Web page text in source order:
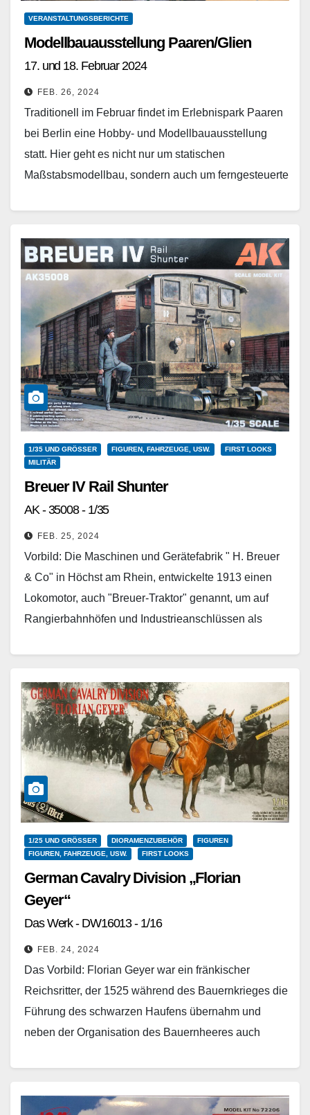
VERANSTALTUNGSBERICHTE
Modellbauausstellung Paaren/Glien
17. und 18. Februar 2024
FEB. 26, 2024
Traditionell im Februar findet im Erlebnispark Paaren
bei Berlin eine Hobby- und Modellbauausstellung
statt. Hier geht es nicht nur um statischen
Maßstabsmodellbau, sondern auch um ferngesteuerte
1/35 UND GRÖSSER FIGUREN, FAHRZEUGE, USW.
FIRST LOOKS
MILITÄR
Breuer IV Rail Shunter
AK - 35008 - 1/35
FEB. 25, 2024
Vorbild: Die Maschinen und Gerätefabrik " H. Breuer
& Co" in Höchst am Rhein, entwickelte 1913 einen
Lokomotor, auch "Breuer-Traktor" genannt, um auf
Rangierbahnhöfen und Industrieanschlüssen als
1/25 UND GRÖSSER DIORAMENZUBEHÖR
FIGUREN
FIGUREN, FAHRZEUGE, USW.
FIRST LOOKS
German Cavalry Division „Florian
Geyer“
Das Werk - DW16013 - 1/16
FEB. 24, 2024
Das Vorbild: Florian Geyer war ein fränkischer
Reichsritter, der 1525 während des Bauernkrieges die
Führung des schwarzen Haufens übernahm und
neben der Organisation des Bauernheeres auch